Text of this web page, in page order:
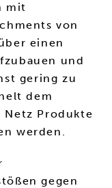
mit
von
einen
und
gering zu
dem
Netz Produkte
werden.
gegen